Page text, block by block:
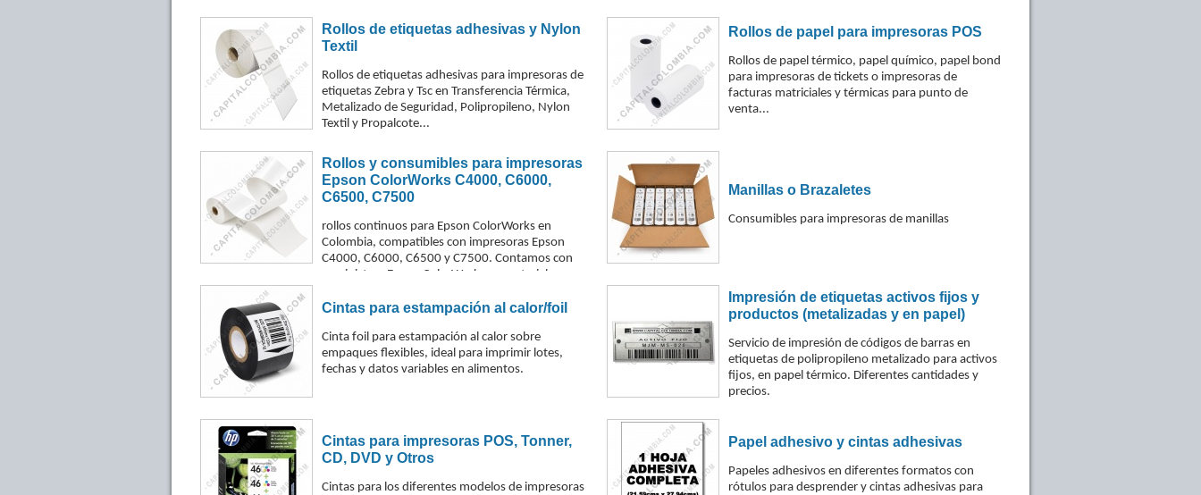
Rollos de etiquetas adhesivas y Nylon
Textil
Rollos de etiquetas adhesivas para impresoras de
etiquetas Zebra y Tsc en Transferencia Térmica,
Metalizado de Seguridad, Polipropileno, Nylon
Textil y Propalcote...
Rollos de papel para impresoras POS
Rollos de papel térmico, papel químico, papel bond
para impresoras de tickets o impresoras de
facturas matriciales y térmicas para punto de
venta...
Rollos y consumibles para impresoras
Epson ColorWorks C4000, C6000,
C6500, C7500
rollos continuos para Epson ColorWorks en
Colombia, compatibles con impresoras Epson
C4000, C6000, C6500 y C7500. Contamos con
suministros Epson ColorWorks en materiales como
blanco mate, polipropileno transparente y
anchos y metrajes para impresión de etiquetas a
color según la necesidad de cada aplicación
Manillas o Brazaletes
Consumibles para impresoras de manillas
Cintas para estampación al calor/foil
Cinta foil para estampación al calor sobre
empaques flexibles, ideal para imprimir lotes,
fechas y datos variables en alimentos.
Impresión de etiquetas activos fijos y
productos (metalizadas y en papel)
Servicio de impresión de códigos de barras en
etiquetas de polipropileno metalizado para activos
fijos, en papel térmico. Diferentes cantidades y
precios.
Cintas para impresoras POS, Tonner,
CD, DVD y Otros
Cintas para los diferentes modelos de impresoras
Papel adhesivo y cintas adhesivas
Papeles adhesivos en diferentes formatos con
rótulos para desprender y cintas adhesivas para